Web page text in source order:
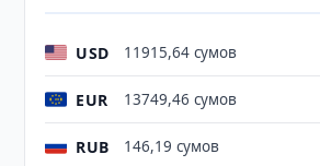
USD 11915,64 сумов
EUR 13749,46 сумов
RUB 146,19 сумов